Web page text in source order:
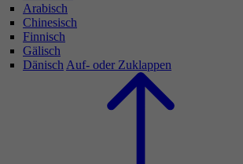
Arabisch
Chinesisch
Finnisch
Gälisch
Dänisch Auf- oder Zuklappen